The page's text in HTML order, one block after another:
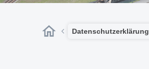
Datenschutzerklärung